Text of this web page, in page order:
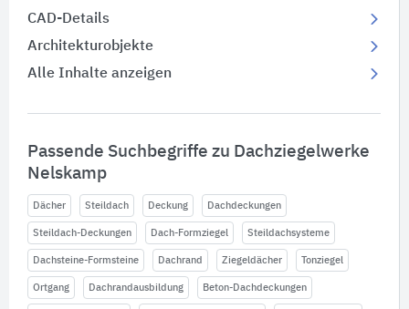
CAD-Details
Architekturobjekte
Alle Inhalte anzeigen
Passende Suchbegriffe zu Dachziegelwerke
Nelskamp
Dächer Steildach Deckung Dachdeckungen
Steildach-Deckungen Dach-Formziegel Steildachsysteme
Dachsteine-Formsteine Dachrand Ziegeldächer Tonziegel
Ortgang Dachrandausbildung Beton-Dachdeckungen